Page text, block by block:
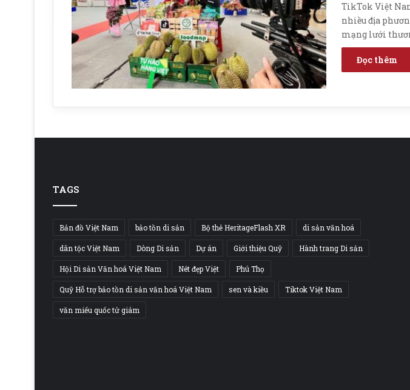
TikTok Việt
nhiều địa
mạng lưới
Đọc thêm
TAGS
Bản đồ Việt Nam bảo tồn di sản Bộ thẻ HeritageFlash XR di sản văn hoá
dân tộc Việt Nam Dòng Di sản Dự án Giới thiệu Quỹ Hành trang Di sản
Hội Di sản Văn hoá Việt Nam Nét đẹp Việt Phú Thọ
Quỹ Hỗ trợ bảo tồn di sản văn hoá Việt Nam sen và kiều Tiktok Việt Nam
văn miếu quốc tử giám